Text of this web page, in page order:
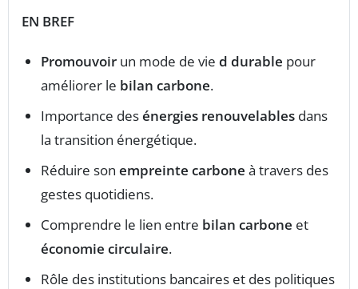
EN BREF
Promouvoir un mode de vie d durable pour
améliorer le bilan carbone.
Importance desénergies renouvelables dans
la transition énergétique.
Réduire son empreinte carbone à travers des
gestes quotidiens.
Comprendre le lien entre bilan carbone et
économie circulaire.
Rôle des institutions bancaires et des politiques